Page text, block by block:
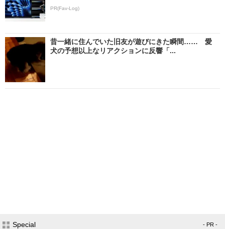
PR(Fav-Log)
昔一緒に住んでいた旧友が遊びにきた瞬間…… 愛
犬の予想以上なリアクションに反響「...
Special - PR -